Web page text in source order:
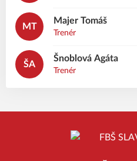
MT
Tomáš
Majer
Trenér
ŠA
Agáta
Šnoblová
Trenér